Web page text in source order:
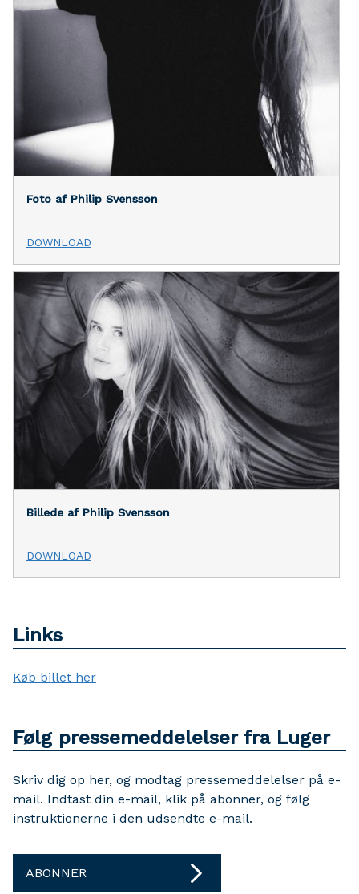
Foto af Philip Svensson
DOWNLOAD
Billede af Philip Svensson
DOWNLOAD
Links
Køb billet her
Følg pressemeddelelser fra Luger
Skriv dig op her, og modtag pressemeddelelser på e-
mail. Indtast din e-mail, klik på abonner, og følg
instruktionerne i den udsendte e-mail.
ABONNER